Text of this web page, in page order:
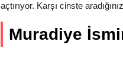
açtırıyor. Karşı cinste
Muradiye